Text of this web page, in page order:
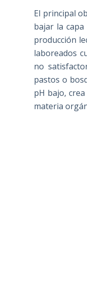
El principal
bajar la
producción
laboreados
no
pastos o
pH bajo,
materia